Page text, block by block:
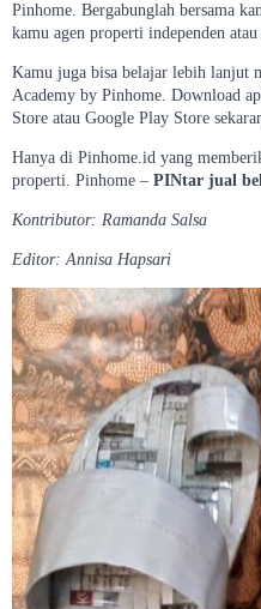
Pinhome. Bergabunglah bersama
kamu agen properti independen
Kamu juga bisa belajar lebih lanjut
Academy by Pinhome. Download
Store atau Google Play Store
Hanya di Pinhome.id yang
properti. Pinhome – PINtar jual
Kontributor: Ramanda Salsa
Editor: Annisa Hapsari